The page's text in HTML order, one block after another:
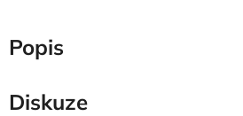
Popis
Diskuze